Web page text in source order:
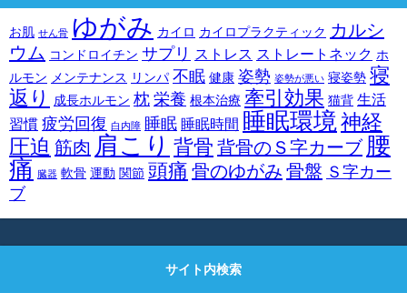
お肌 せん骨 ゆがみ カイロ カイロプラクティック カルシ
ウム コンドロイチン サプリ ストレス ストレートネック ホ
ルモン メンテナンス リンパ 不眠 健康 姿勢 姿勢が悪い 寝姿勢 寝
返り
成長ホルモン 枕栄養 根本治療 牽引効果 猫背 生活
習慣 疲労回復 白内障 睡眠 睡眠時間 睡眠環境神経
圧迫 筋肉 肩こり 背骨 背骨のＳ字カーブ 腰
痛 臓器 軟骨 運動 関節 頭痛 骨のゆがみ 骨盤 Ｓ字カー
ブ
サイト内検索